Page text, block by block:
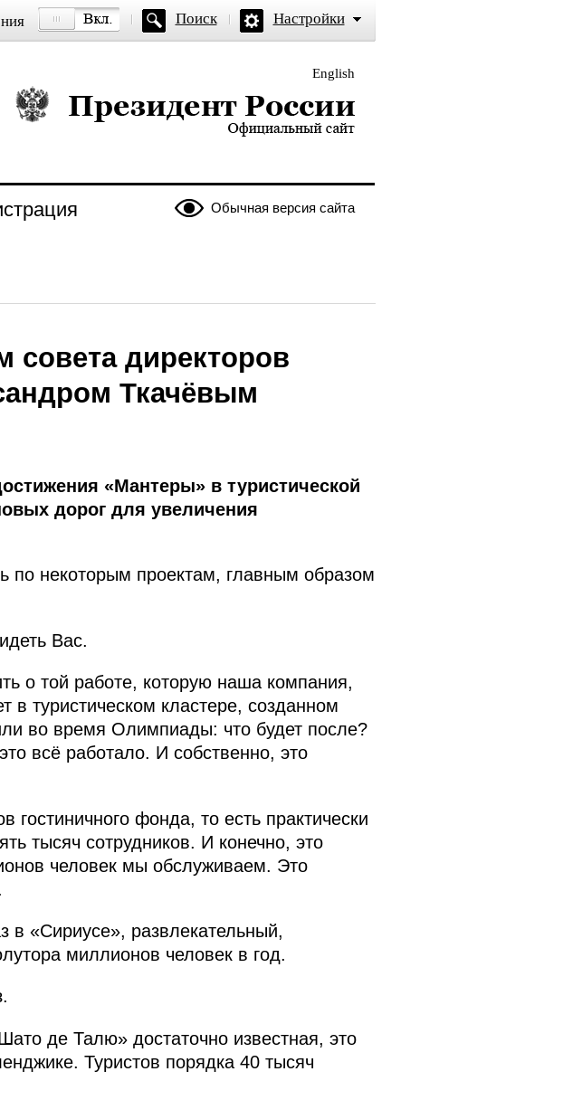
Поиск Настройки
English
Президент России — официальный сайт
Обычная версия сайта
совета директоров
Ткачёвым
«Мантеры» в туристической
дорог для увеличения
по некоторым проектам, главным образом
Вас.
о той работе, которую наша компания,
туристическом кластере, созданном
во время Олимпиады: что будет после?
всё работало. И собственно, это
фонда, то есть практически
тысяч сотрудников. И конечно, это
человек мы обслуживаем. Это
в «Сириусе», развлекательный,
миллионов человек в год.
де Талю» достаточно известная, это
Туристов порядка 40 тысяч